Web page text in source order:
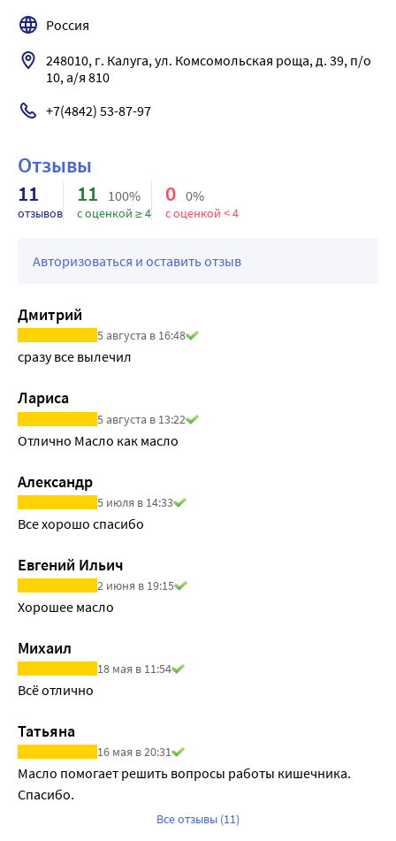
Россия
248010, г. Калуга, ул. Комсомольская роща, д. 39, п/о
10, а/я 810
+7(4842) 53-87-97
Отзывы
11
отзывов
11 100%
с оценкой ≥ 4
0 0%
с оценкой < 4
Авторизоваться и оставить отзыв
Дмитрий
5 августа в 16:48
сразу все вылечил
Лариса
5 августа в 13:22
Отлично Масло как масло
Александр
5 июля в 14:33
Все хорошо спасибо
Евгений Ильич
2 июня в 19:15
Хорошее масло
Михаил
18 мая в 11:54
Всё отлично
Татьяна
16 мая в 20:31
Масло помогает решить вопросы работы кишечника.
Спасибо.
Все отзывы (11)